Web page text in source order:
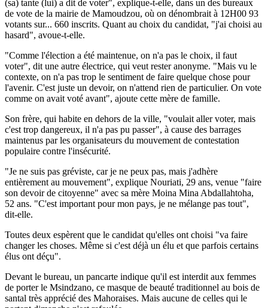
(sa) tante (lui) a dit de voter", explique-t-elle, dans un des bureaux
de vote de la mairie de Mamoudzou, où on dénombrait à 12H00 93
votants sur... 660 inscrits. Quant au choix du candidat, "j'ai choisi au
hasard", avoue-t-elle.
"Comme l'élection a été maintenue, on n'a pas le choix, il faut
voter", dit une autre électrice, qui veut rester anonyme. "Mais vu le
contexte, on n'a pas trop le sentiment de faire quelque chose pour
l'avenir. C'est juste un devoir, on n'attend rien de particulier. On vote
comme on avait voté avant", ajoute cette mère de famille.
Son frère, qui habite en dehors de la ville, "voulait aller voter, mais
c'est trop dangereux, il n'a pas pu passer", à cause des barrages
maintenus par les organisateurs du mouvement de contestation
populaire contre l'insécurité.
"Je ne suis pas gréviste, car je ne peux pas, mais j'adhère
entièrement au mouvement", explique Nouriati, 29 ans, venue "faire
son devoir de citoyenne" avec sa mère Moina Mina Abdallahtoha,
52 ans. "C'est important pour mon pays, je ne mélange pas tout",
dit-elle.
Toutes deux espèrent que le candidat qu'elles ont choisi "va faire
changer les choses. Même si c'est déjà un élu et que parfois certains
élus ont déçu".
Devant le bureau, un pancarte indique qu'il est interdit aux femmes
de porter le Msindzano, ce masque de beauté traditionnel au bois de
santal très apprécié des Mahoraises. Mais aucune de celles qui le